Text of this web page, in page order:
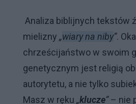
Analiza biblijnych tekstów
mielizny „wiary na niby”.
chrześcijaństwo w swoim
genetycznym jest religią
autorytetu, a nie tylko
Masz w ręku „klucze”– nie